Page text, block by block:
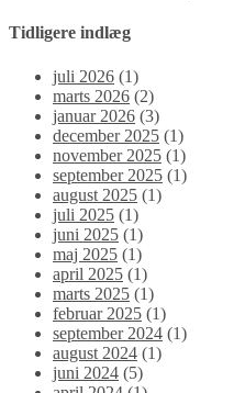
Tidligere indlæg
juli 2026 (1)
marts 2026 (2)
januar 2026 (3)
december 2025 (1)
november 2025 (1)
september 2025 (1)
august 2025 (1)
juli 2025 (1)
juni 2025 (1)
maj 2025 (1)
april 2025 (1)
marts 2025 (1)
februar 2025 (1)
september 2024 (1)
august 2024 (1)
juni 2024 (5)